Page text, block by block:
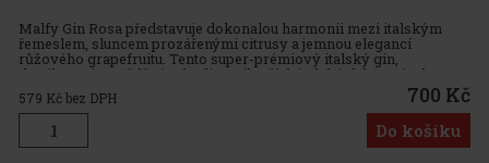
Malfy Gin Rosa představuje dokonalou harmonii mezi italským
řemeslem, sluncem prozářenými citrusy a jemnou elegancí
růžového grapefruitu. Tento super-prémiový italský gin,
destilovaný v měděném kotli z nejlepších italských botanicals a
alpské prameni
579 Kč bez DPH 700 Kč
Do košíku